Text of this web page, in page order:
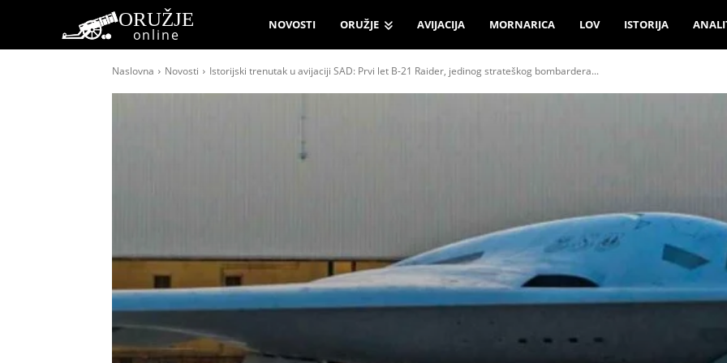
ORUŽJE
online
NOVOSTI ORUŽJE AVIJACIJA MORNARICA LOV ISTORIJA
Naslovna Novosti Istorijski trenutak u avijaciji SAD: Prvi let B-21 Raider, jedinog strateškog bombardera...